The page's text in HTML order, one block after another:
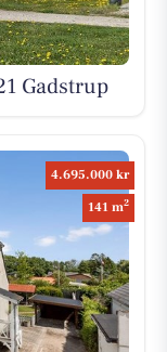
Gadstrup
4.695.000 kr
141 m2